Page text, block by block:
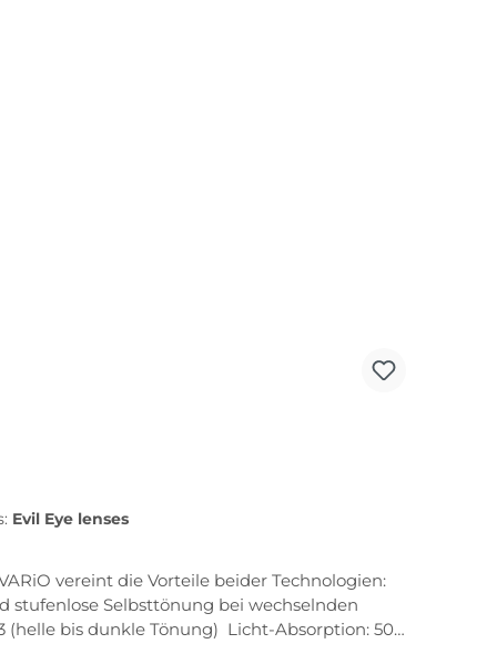
Evil Eye lenses
stufenlose Selbsttönung bei wechselnden
bis dunkle Tönung) Licht-Absorption: 50-